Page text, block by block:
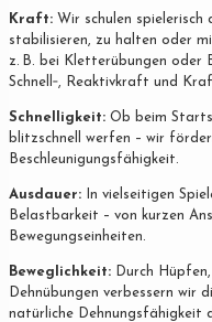
Kraft: Wir schulen
stabilisieren, zu halten oder
z. B. bei Kletterübungen oder
Schnell‐, Reaktivkraft und
Schnelligkeit: Ob beim
blitzschnell werfen – wir
Beschleunigungsfähigkeit.
Ausdauer: In vielseitigen
Belastbarkeit – von kurzen
Bewegungseinheiten.
Beweglichkeit: Durch
Dehnübungen verbessern wir
natürliche Dehnungsfähigkeit